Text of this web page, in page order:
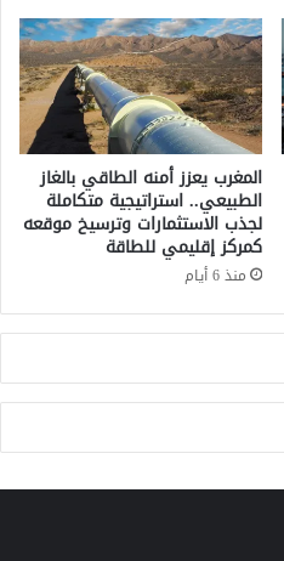
المغرب يعزز أمنه الطاقي بالغاز
الطبيعي.. استراتيجية متكاملة
لجذب الاستثمارات وترسيخ موقعه
كمركز إقليمي للطاقة
منذ 6 أيام